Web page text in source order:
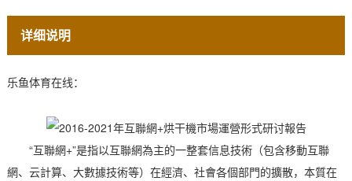
详细说明
乐鱼体育在线：
“互聯網+”是指以互聯網為主的一整套信息技術（包含移動互聯
網、云計算、大數據技術等）在經濟、社會各個部門的擴散，本質在